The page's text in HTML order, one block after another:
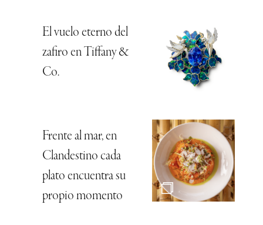
El vuelo eterno del
zafiro en Tiffany &
Co.
Frente al mar, en
Clandestino cada
plato encuentra su
propio momento